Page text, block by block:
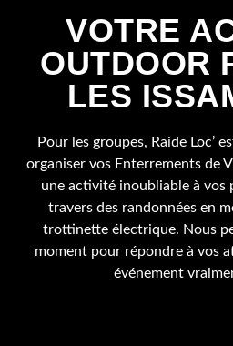
VOTRE
OUTDOOR
LES
Pour les groupes, Raide Loc’
organiser vos Enterrements de
une activité inoubliable à vos
travers des randonnées en
trottinette électrique. Nous
moment pour répondre à vos
événement